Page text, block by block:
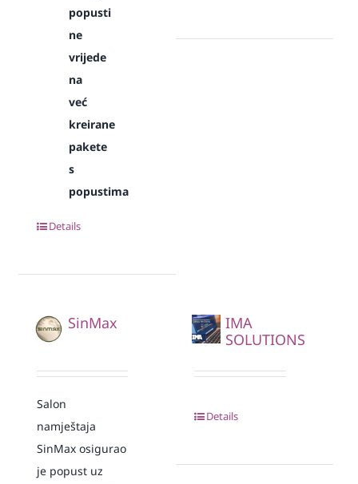
popusti
ne
vrijede
na
već
kreirane
pakete
s
popustima
Details
SinMax
Salon
namještaja
SinMax osigurao
je popustuz
IMA
SOLUTIONS
Details